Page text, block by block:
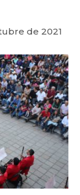
de 2021